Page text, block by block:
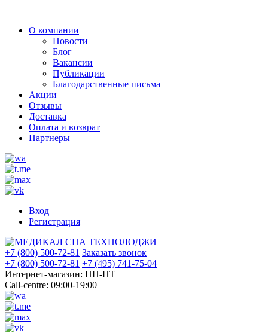
О компании
Новости
Блог
Вакансии
Публикации
Благодарственные письма
Акции
Отзывы
Доставка
Оплата и возврат
Партнеры
Вход
Регистрация
+7 (800) 500-72-81 Заказать звонок
+7 (800) 500-72-81 +7 (495) 741-75-04
Интернет-магазин: ПН-ПТ
Call-centre: 09:00-19:00